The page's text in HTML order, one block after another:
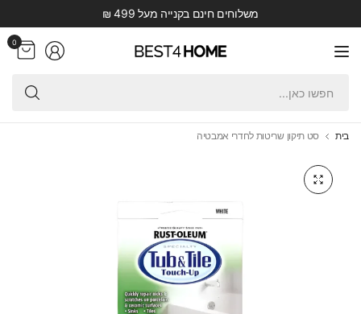
משלוחים חינם בקנייה מעל 499 ₪
0
בית סט תיקון שריטות לחדרי אמבטיה